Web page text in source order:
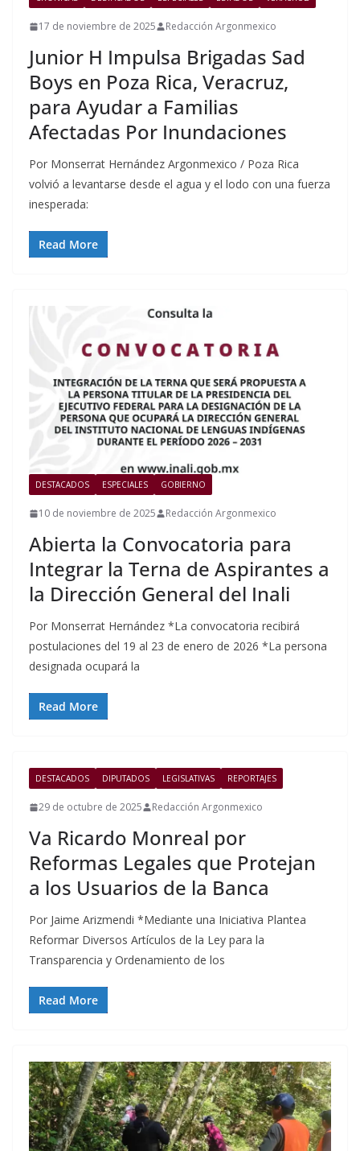
17 de noviembre de 2025 Redacción Argonmexico
Junior H Impulsa Brigadas Sad
Boys en Poza Rica, Veracruz,
para Ayudar a Familias
Afectadas Por Inundaciones
Por Monserrat Hernández Argonmexico / Poza Rica
volvió a levantarse desde el agua y el lodo con una fuerza
inesperada:
Read More
DESTACADOS ESPECIALES GOBIERNO
10 de noviembre de 2025 Redacción Argonmexico
Abierta la Convocatoria para
Integrar la Terna de Aspirantes a
la Dirección General del Inali
Por Monserrat Hernández *La convocatoria recibirá
postulaciones del 19 al 23 de enero de 2026 *La persona
designada ocupará la
Read More
DESTACADOS DIPUTADOS LEGISLATIVAS REPORTAJES
29 de octubre de 2025 Redacción Argonmexico
Va Ricardo Monreal por
Reformas Legales que Protejan
a los Usuarios de la Banca
Por Jaime Arizmendi *Mediante una Iniciativa Plantea
Reformar Diversos Artículos de la Ley para la
Transparencia y Ordenamiento de los
Read More